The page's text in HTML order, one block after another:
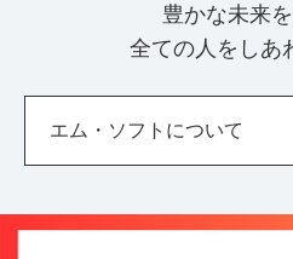
豊かな未来を
全ての人をしあ
エム・ソフトについて